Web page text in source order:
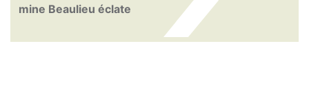
mine Beaulieu éclate